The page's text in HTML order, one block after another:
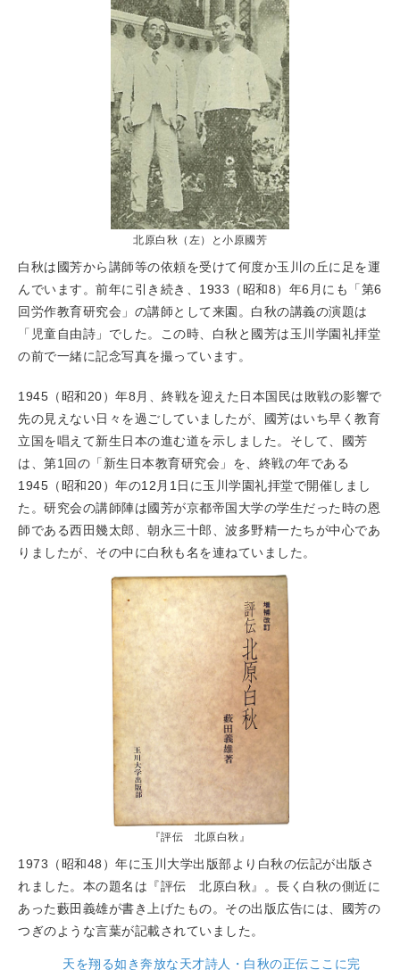
北原白秋（左）と小原國芳
白秋は國芳から講師等の依頼を受けて何度か玉川の丘に足を運
んでいます。前年に引き続き、1933（昭和8）年6月にも「第6
回労作教育研究会」の講師として来園。白秋の講義の演題は
「児童自由詩」でした。この時、白秋と國芳は玉川学園礼拝堂
の前で一緒に記念写真を撮っています。
1945（昭和20）年8月、終戦を迎えた日本国民は敗戦の影響で
先の見えない日々を過ごしていましたが、國芳はいち早く教育
立国を唱えて新生日本の進む道を示しました。そして、國芳
は、第1回の「新生日本教育研究会」を、終戦の年である
1945（昭和20）年の12月1日に玉川学園礼拝堂で開催しまし
た。研究会の講師陣は國芳が京都帝国大学の学生だった時の恩
師である西田幾太郎、朝永三十郎、波多野精一たちが中心であ
りましたが、その中に白秋も名を連ねていました。
『評伝 北原白秋』
1973（昭和48）年に玉川大学出版部より白秋の伝記が出版さ
れました。本の題名は『評伝 北原白秋』。長く白秋の側近に
あった藪田義雄が書き上げたもの。その出版広告には、國芳の
つぎのような言葉が記載されていました。
天を翔る如き奔放な天才詩人・白秋の正伝ここに完